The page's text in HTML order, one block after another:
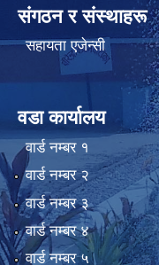
संगठन र संस्थाहरू
सहायता एजेन्सी
वडा कार्यालय
वार्ड न‌म्बर १
वार्ड न‌म्बर २
वार्ड न‌म्बर ३
वार्ड न‌म्बर ४
वार्ड न‌म्बर ५